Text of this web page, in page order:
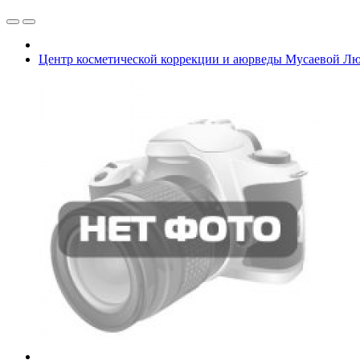
Центр косметической коррекции и аюрведы Мусаевой